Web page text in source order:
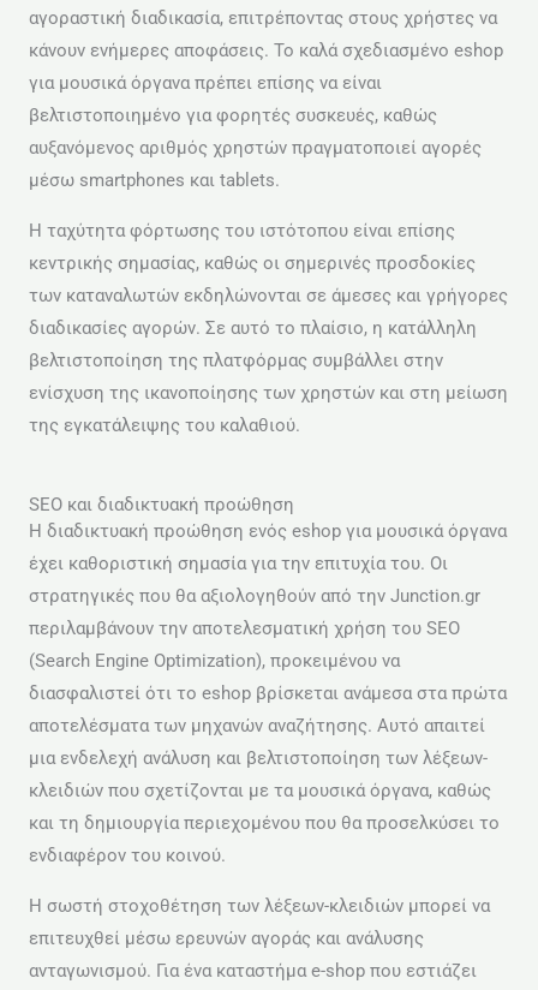
αγοραστική διαδικασία, επιτρέποντας στους χρήστες να
κάνουν ενήμερες αποφάσεις. Το καλά σχεδιασμένο eshop
για μουσικά όργανα πρέπει επίσης να είναι
βελτιστοποιημένο για φορητές συσκευές, καθώς
αυξανόμενος αριθμός χρηστών πραγματοποιεί αγορές
μέσω smartphones και tablets.
Η ταχύτητα φόρτωσης του ιστότοπου είναι επίσης
κεντρικής σημασίας, καθώς οι σημερινές προσδοκίες
των καταναλωτών εκδηλώνονται σε άμεσες και γρήγορες
διαδικασίες αγορών. Σε αυτό το πλαίσιο, η κατάλληλη
βελτιστοποίηση της πλατφόρμας συμβάλλει στην
ενίσχυση της ικανοποίησης των χρηστών και στη μείωση
της εγκατάλειψης του καλαθιού.
SEO και διαδικτυακή προώθηση
Η διαδικτυακή προώθηση ενός eshop για μουσικά όργανα
έχει καθοριστική σημασία για την επιτυχία του. Οι
στρατηγικές που θα αξιολογηθούν από την Junction.gr
περιλαμβάνουν την αποτελεσματική χρήση του SEO
(Search Engine Optimization), προκειμένου να
διασφαλιστεί ότι το eshop βρίσκεται ανάμεσα στα πρώτα
αποτελέσματα των μηχανών αναζήτησης. Αυτό απαιτεί
μια ενδελεχή ανάλυση και βελτιστοποίηση των λέξεων-
κλειδιών που σχετίζονται με τα μουσικά όργανα, καθώς
και τη δημιουργία περιεχομένου που θα προσελκύσει το
ενδιαφέρον του κοινού.
Η σωστή στοχοθέτηση των λέξεων-κλειδιών μπορεί να
επιτευχθεί μέσω ερευνών αγοράς και ανάλυσης
ανταγωνισμού. Για ένα καταστήμα e-shop που εστιάζει